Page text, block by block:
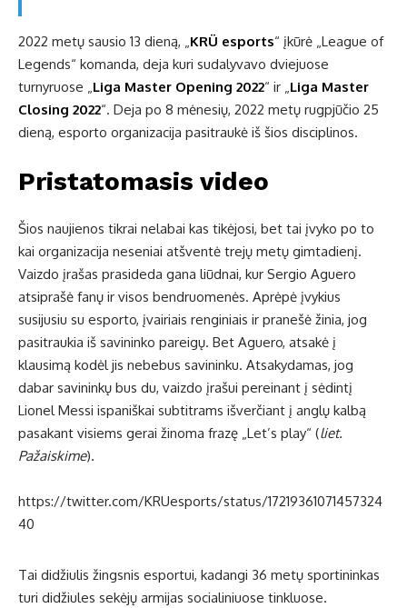
2022 metų sausio 13 dieną, „KRÜ esports“ įkūrė „League of
Legends“ komanda, deja kuri sudalyvavo dviejuose
turnyruose „Liga Master Opening 2022“ ir „Liga Master
Closing 2022“. Deja po 8 mėnesių, 2022 metų rugpjūčio 25
dieną, esporto organizacija pasitraukė iš šios disciplinos.
Pristatomasis video
Šios naujienos tikrai nelabai kas tikėjosi, bet tai įvyko po to
kai organizacija neseniai atšventė trejų metų gimtadienį.
Vaizdo įrašas prasideda gana liūdnai, kur Sergio Aguero
atsiprašė fanų ir visos bendruomenės. Aprėpė įvykius
susijusiu su esporto, įvairiais renginiais ir pranešė žinia, jog
pasitraukia iš savininko pareigų. Bet Aguero, atsakė į
klausimą kodėl jis nebebus savininku. Atsakydamas, jog
dabar savininkų bus du, vaizdo įrašui pereinant į sėdintį
Lionel Messi ispaniškai subtitrams išverčiant į anglų kalbą
pasakant visiems gerai žinoma frazę „Let’s play“ (liet.
Pažaiskime).
https://twitter.com/KRUesports/status/17219361071457324
40
Tai didžiulis žingsnis esportui, kadangi 36 metų sportininkas
turi didžiules sekėjų armijas socialiniuose tinkluose.